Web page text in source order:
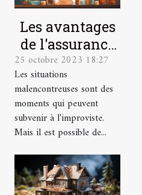
Les avantages
de l'assurance
santé pour les
salariés
25 octobre 2023 18:27
Les situations
malencontreuses sont des
moments qui peuvent
subvenir à l'improviste.
Mais il est possible de...